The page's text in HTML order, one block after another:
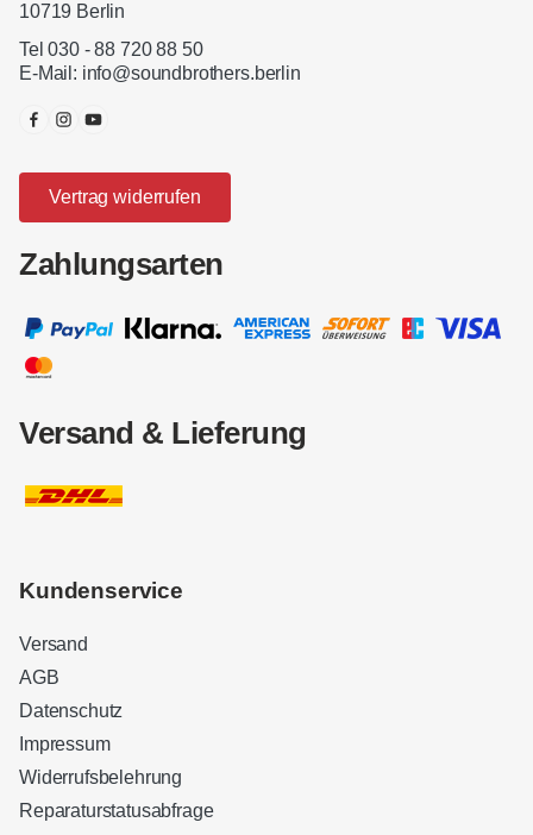
10719 Berlin
Tel 030 - 88 720 88 50
E-Mail: info@soundbrothers.berlin
Vertrag widerrufen
Zahlungsarten
Versand & Lieferung
Kundenservice
Versand
AGB
Datenschutz
Impressum
Widerrufsbelehrung
Reparaturstatusabfrage